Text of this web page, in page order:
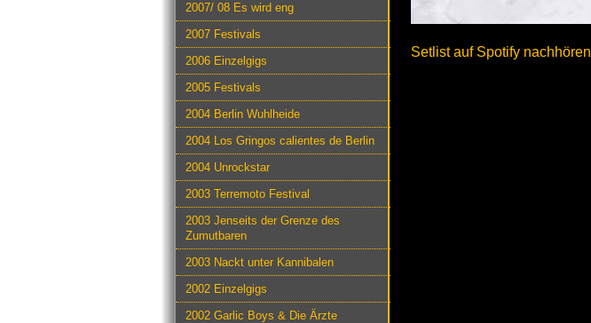
2007/ 08 Es wird eng
2007 Festivals
2006 Einzelgigs
2005 Festivals
2004 Berlin Wuhlheide
2004 Los Gringos calientes de Berlin
2004 Unrockstar
2003 Terremoto Festival
2003 Jenseits der Grenze des
Zumutbaren
2003 Nackt unter Kannibalen
2002 Einzelgigs
2002 Garlic Boys & Die Ärzte
Setlist auf Spotify nachhören